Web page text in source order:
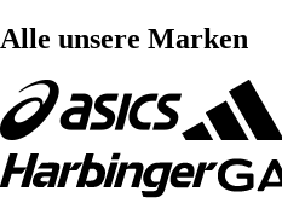
Alle unsere Marken